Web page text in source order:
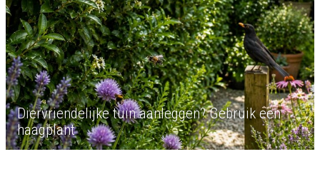
Diervriendelijke tuin aanleggen? Gebruik een
haagplant